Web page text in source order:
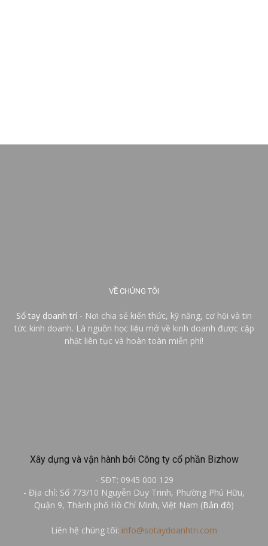
VỀ CHÚNG TÔI
Sổ tay doanh trí - Nơi chia sẻ kiến thức, kỹ năng, cơ hội và tin
tức kinh doanh. Là nguồn học liệu mở về kinh doanh được cập
nhật liên tục và hoàn toàn miễn phí!
Xây dựng và vận hành bởi Công ty cổ phần Bizhow
- SĐT: 0945 000 129
- Địa chỉ: Số 773/10 Nguyễn Duy Trinh, Phường Phú Hữu,
Quận 9, Thành phố Hồ Chí Minh, Việt Nam (Bản đồ)
Liên hệ chúng tôi: info@sotaydoanhtri.com